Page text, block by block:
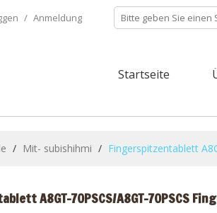
/ Anmeldung
Startseite
/ Mit- subishihmi / Fingerspitzentablett
A8GT-70PSCS/A8GT-70PSCS